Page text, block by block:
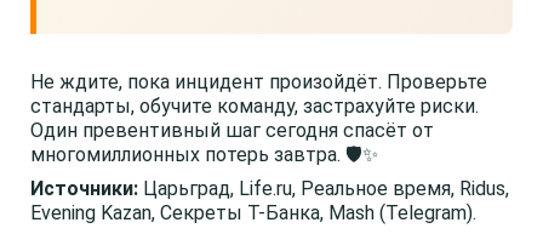
Не ждите, пока инцидент произойдёт. Проверьте
стандарты, обучите команду, застрахуйте риски.
Один превентивный шаг сегодня спасёт от
многомиллионных потерь завтра. 🛡️✨
Источники: Царьград, Life.ru, Реальное время, Ridus,
Evening Kazan, Секреты Т-Банка, Mash (Telegram).